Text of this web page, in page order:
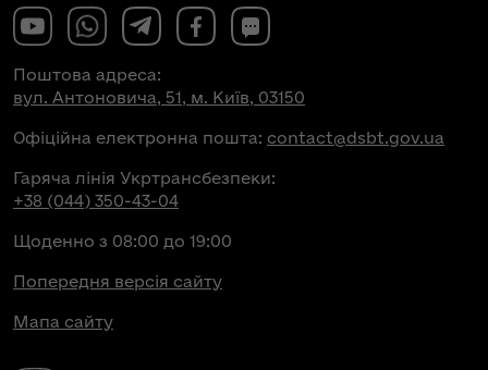
Поштова адреса:
вул. Антоновича, 51, м. Київ, 03150
Офіційна електронна пошта: contact@dsbt.gov.ua
Гаряча лінія Укртрансбезпеки:
+38 (044) 350-43-04
Щоденно з 08:00 до 19:00
Попередня версія сайту
Мапа сайту